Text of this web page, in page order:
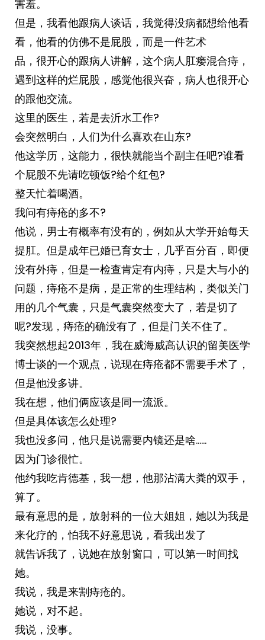
害羞。
但是，我看他跟病人谈话，我觉得没病都想给他看
看，他看的仿佛不是屁股，而是一件艺术
品，很开心的跟病人讲解，这个病人肛瘘混合痔，
遇到这样的烂屁股，感觉他很兴奋，病人也很开心
的跟他交流。
这里的医生，若是去沂水工作?
会突然明白，人们为什么喜欢在山东?
他这学历，这能力，很快就能当个副主任吧?谁看
个屁股不先请吃顿饭?给个红包?
整天忙着喝酒。
我问有痔疮的多不?
他说，男士有概率有没有的，例如从大学开始每天
提肛。但是成年已婚已育女士，几乎百分百，即便
没有外痔，但是一检查肯定有内痔，只是大与小的
问题，痔疮不是病，是正常的生理结构，类似关门
用的几个气囊，只是气囊突然变大了，若是切了
呢?发现，痔疮的确没有了，但是门关不住了。
我突然想起2013年，我在威海威高认识的留美医学
博士谈的一个观点，说现在痔疮都不需要手术了，
但是他没多讲。
我在想，他们俩应该是同一流派。
但是具体该怎么处理?
我也没多问，他只是说需要内镜还是啥……
因为门诊很忙。
他约我吃肯德基，我一想，他那沾满大粪的双手，
算了。
最有意思的是，放射科的一位大姐姐，她以为我是
来化疗的，怕我不好意思说，看我出发了
就告诉我了，说她在放射窗口，可以第一时间找
她。
我说，我是来割痔疮的。
她说，对不起。
我说，没事。